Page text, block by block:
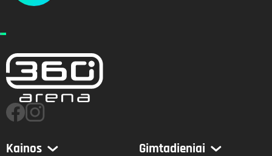
Kainos Gimtadieniai